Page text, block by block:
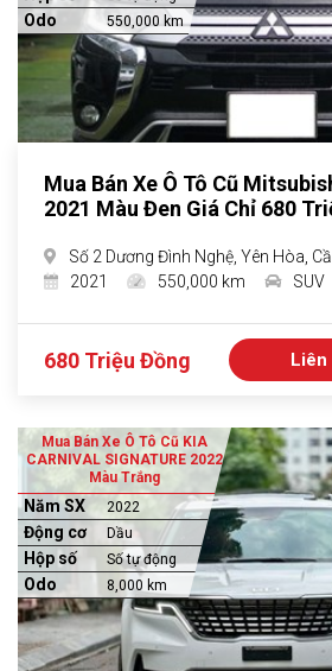
Odo 550,000 km
Mua Bán Xe Ô Tô Cũ
2021 Màu Đen Giá Chỉ 680
Số 2 Dương Đình Nghệ, Yên Hòa,
2021
550,000 km SUV
680 Triệu Đồng Liên
Mua Bán Xe Ô Tô Cũ KIA
CARNIVAL SIGNATURE 2022
Màu Trắng
Năm SX 2022
Động cơ Dầu
Hộp số Số tự động
Odo 8,000 km